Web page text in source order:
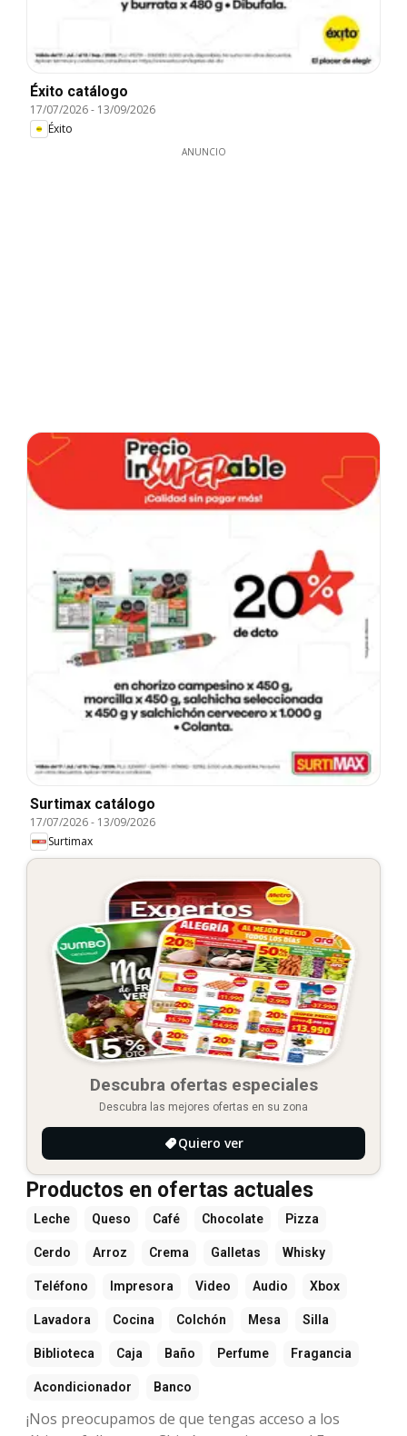
Éxito catálogo
17/07/2026- 13/09/2026
Éxito
ANUNCIO
Surtimax catálogo
17/07/2026- 13/09/2026
Surtimax
Descubra ofertas especiales
Descubra las mejores ofertas en su zona
Quiero ver
Productos en ofertas actuales
Leche Queso Café Chocolate Pizza
Cerdo Arroz Crema Galletas Whisky
Teléfono Impresora Video Audio Xbox
Lavadora Cocina Colchón Mesa Silla
Biblioteca Caja Baño Perfume Fragancia
Acondicionador Banco
¡Nos preocupamos de que tengas acceso a los